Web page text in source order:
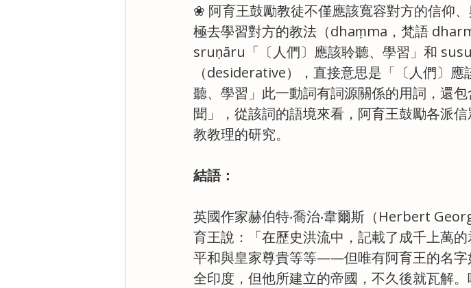
❀ 阿育王鼓勵教徒不僅應該寬容對方的信仰
極去學習對方的教法（dhaṃma，梵語
sruṇāru「〔人們〕應該聆聽、學習」和
（desiderative），直接意思是「〔人們〕
聽、學習」此一動詞有詞源關係的用詞，還
聞」，從該詞的語境來看，阿育王鼓勵各派
教教理的研究。
結語：
英國作家赫伯特‧喬治‧韋爾斯（Herbert
育王說：「在歷史洪流中，記載了成千上萬
平和與皇家尊貴等等——但唯有阿育王的名字
全印度，但他所建立的帝國，不久後就瓦解